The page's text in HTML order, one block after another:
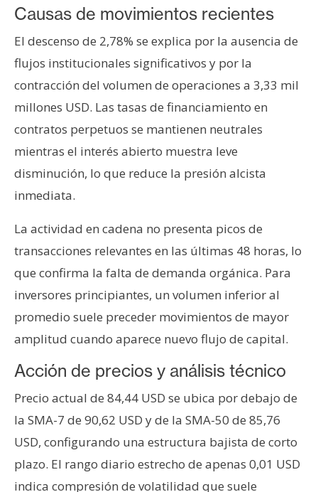
c
r
s
o
s
C
o
t
a
c
t
o
y
P
b
l
i
c
i
a
d
Causas de movimientos recientes
El descenso de 2,78% se explica por la ausencia de
flujos institucionales significativos y por la
contracción del volumen de operaciones a 3,33 mil
millones USD. Las tasas de financiamiento en
contratos perpetuos se mantienen neutrales
mientras el interés abierto muestra leve
disminución, lo que reduce la presión alcista
inmediata.
La actividad en cadena no presenta picos de
transacciones relevantes en las últimas 48 horas, lo
que confirma la falta de demanda orgánica. Para
inversores principiantes, un volumen inferior al
promedio suele preceder movimientos de mayor
amplitud cuando aparece nuevo flujo de capital.
Acción de precios y análisis técnico
Precio actual de 84,44 USD se ubica por debajo de
la SMA-7 de 90,62 USD y de la SMA-50 de 85,76
USD, configurando una estructura bajista de corto
plazo. El rango diario estrecho de apenas 0,01 USD
indica compresión de volatilidad que suele